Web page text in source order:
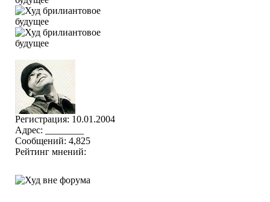
Регистрация: 10.01.2004
Адрес: ________
Сообщений: 4,825
Рейтинг мнений: